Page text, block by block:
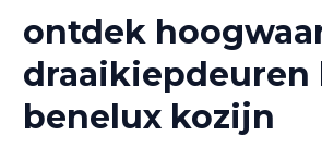
ontdek
draaikiepdeuren
benelux kozijn